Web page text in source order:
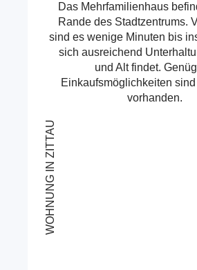
Das Mehrfamilienhaus
Rande des Stadtzentrums.
sind es wenige Minuten bis
sich ausreichend
und Alt findet.
Einkaufsmöglichkeiten
vorhanden.
WOHNUNG IN ZITTAU